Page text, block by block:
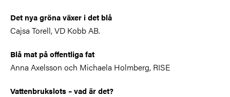
Det nya gröna växer i det blå
Cajsa Torell, VD Kobb AB.
Blå mat på offentliga fat
Anna Axelsson och Michaela Holmberg, RISE
Vattenbrukslots – vad är det?